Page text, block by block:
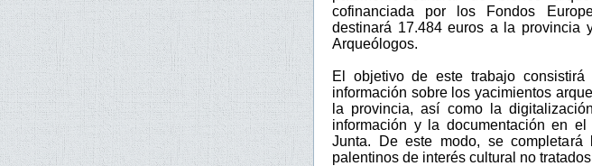
cofinanciada por los Fondos
destinará 17.484 euros a la provincia
Arqueólogos.
El objetivo de este trabajo
información sobre los yacimientos
la provincia, así como la
información y la documentación en
Junta. De este modo, se
palentinos de interés cultural no